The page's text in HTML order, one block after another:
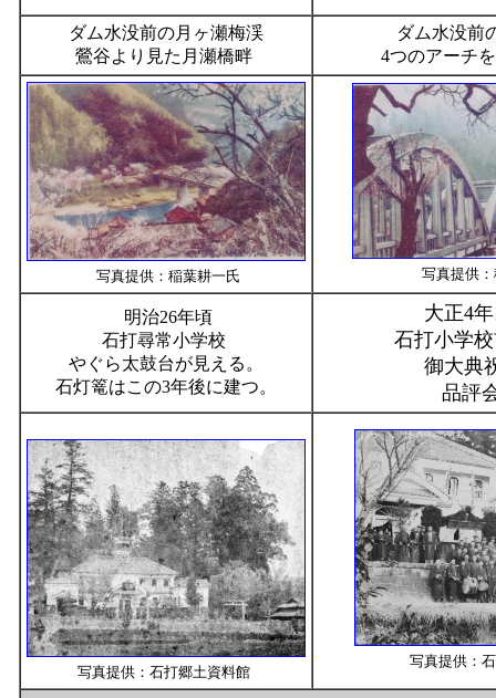
ダム水没前の月ヶ瀬梅渓
鶯谷より見た月瀬橋畔
ダム水没前
4つのアーチ
写真提供：稲葉耕一氏 写真提供
明治26年頃
石打尋常小学校
やぐら太鼓台が見える。
石灯篭はこの3年後に建つ。
大正4
石打小学校
御大典
品評
写真提供：石打郷土資料館
写真提供：